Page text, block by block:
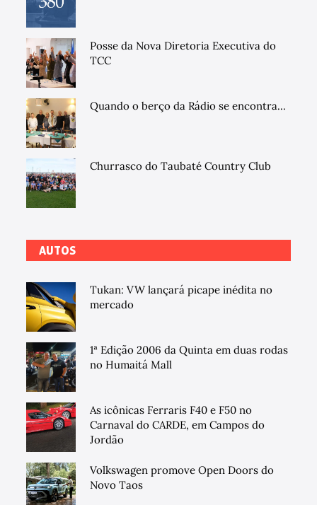
Posse da Nova Diretoria Executiva do
TCC
Quando o berço da Rádio se encontra...
Churrasco do Taubaté Country Club
AUTOS
Tukan: VW lançará picape inédita no
mercado
1ª Edição 2006 da Quinta em duas rodas
no Humaitá Mall
As icônicas Ferraris F40 e F50 no
Carnaval do CARDE, em Campos do
Jordão
Volkswagen promove Open Doors do
Novo Taos